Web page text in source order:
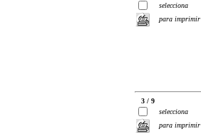
selecciona
para imprimir
3 / 9
selecciona
para imprimir